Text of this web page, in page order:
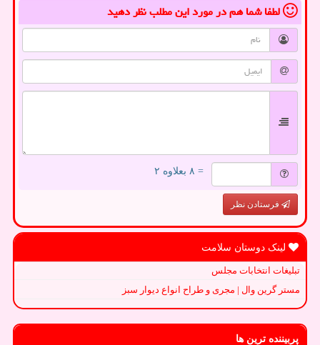
لطفا شما همدر مورد این مطلبنظر دهید
= ۸ بعلاوه ۲
فرستادن نظر
لینک دوستان سلامت
تبلیغات انتخابات مجلس
مستر گرین وال | مجری و طراح انواع دیوار سبز
پربیننده ترین ها